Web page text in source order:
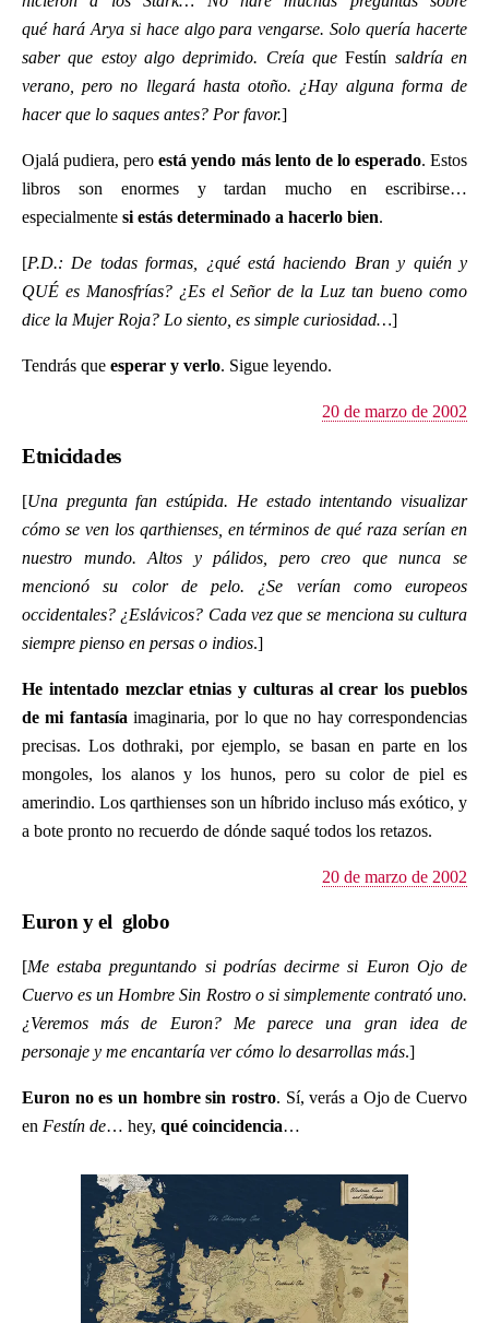
qué hará Arya si hace algo para vengarse. Solo quería hacerte
saber que estoy algo deprimido. Creía queFestín saldría en
verano, pero no llegará hasta otoño. ¿Hay alguna forma de
hacer que lo saques antes? Por favor.]
Ojalá pudiera, peroestá yendo más lento de lo esperado. Estos
libros son enormes y tardan mucho en escribirse…
especialmente si estás determinado a hacerlo bien.
[P.D.: De todas formas, ¿qué está haciendo Bran y quién y
QUÉ es Manosfrías? ¿Es el Señor de la Luz tan bueno como
dice la Mujer Roja? Lo siento, es simple curiosidad…]
Tendrás que esperar y verlo. Sigue leyendo.
20 de marzo de 2002
Etnicidades
[Una pregunta fan estúpida. He estado intentando visualizar
cómo se ven los qarthienses, en términos de qué raza serían en
nuestro mundo. Altos y pálidos, pero creo que nunca se
mencionó su color de pelo. ¿Se verían como europeos
occidentales? ¿Eslávicos? Cada vez que se menciona su cultura
siempre pienso en persas o indios.]
He intentado mezclar etnias y culturas al crear los pueblos
de mi fantasía imaginaria, por lo que no hay correspondencias
precisas. Los dothraki, por ejemplo, se basan en parte en los
mongoles, los alanos y los hunos, pero su color de piel es
amerindio. Los qarthienses son un híbrido incluso más exótico, y
a bote pronto no recuerdo de dónde saqué todos los retazos.
20 de marzo de 2002
Euron y el globo
[Me estaba preguntando si podrías decirme si Euron Ojo de
Cuervo es un Hombre Sin Rostro o si simplemente contrató uno.
¿Veremos más de Euron? Me parece una gran idea de
personaje y me encantaría ver cómo lo desarrollas más.]
Euron no es un hombre sin rostro. Sí, verás a Ojo de Cuervo
en Festín de… hey, qué coincidencia…